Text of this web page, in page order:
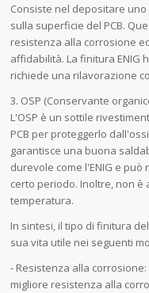
Consiste nel depositare
sulla superficie del PCB.
resistenza alla corrosione
affidabilità. La finitura ENIG
richiede una rilavorazione
3. OSP (Conservante
L'OSP è un sottile
PCB per proteggerlo
garantisce una buona
durevole come l'ENIG e
certo periodo. Inoltre, non
temperatura.
In sintesi, il tipo di finitura
sua vita utile nei seguenti
- Resistenza alla
migliore resistenza alla